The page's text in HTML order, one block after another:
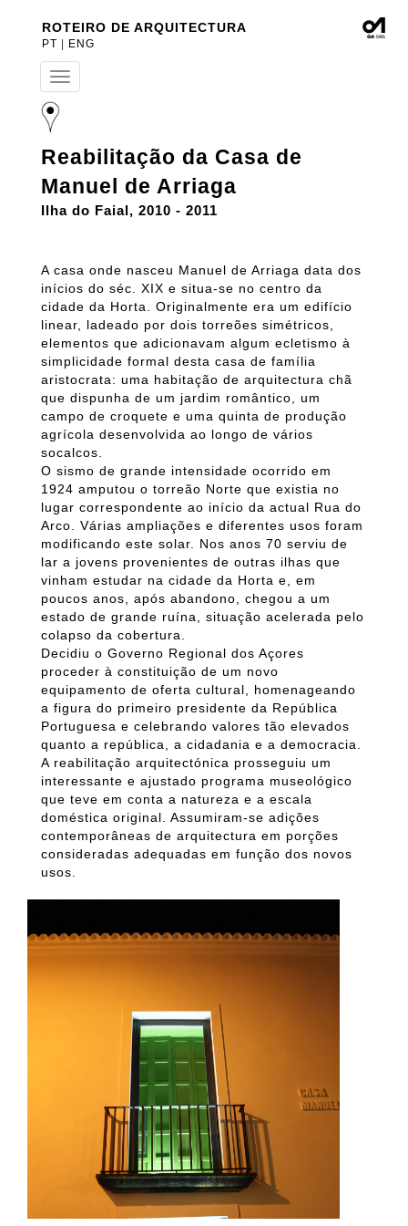
ROTEIRO DE ARQUITECTURA
PT ENG
T
o
g
e
a
v
t
i
o
n
Reabilitação da Casa de
Manuel de Arriaga
Ilha do Faial, 2010 - 2011
A casa onde nasceu Manuel de Arriaga data dos
inícios do séc. XIX e situa-se no centro da
cidade da Horta. Originalmente era um edifício
linear, ladeado por dois torreões simétricos,
elementos que adicionavam algum ecletismo à
simplicidade formal desta casa de família
aristocrata: uma habitação de arquitectura chã
que dispunha de um jardim romântico, um
campo de croquete e uma quinta de produção
agrícola desenvolvida ao longo de vários
socalcos.
O sismo de grande intensidade ocorrido em
1924 amputou o torreão Norte que existia no
lugar correspondente ao início da actual Rua do
Arco. Várias ampliações e diferentes usos foram
modificando este solar. Nos anos 70 serviu de
lar a jovens provenientes de outras ilhas que
vinham estudar na cidade da Horta e, em
poucos anos, após abandono, chegou a um
estado de grande ruína, situação acelerada pelo
colapso da cobertura.
Decidiu o Governo Regional dos Açores
proceder à constituição de um novo
equipamento de oferta cultural, homenageando
a figura do primeiro presidente da República
Portuguesa e celebrando valores tão elevados
quanto a república, a cidadania e a democracia.
A reabilitação arquitectónica prosseguiu um
interessante e ajustado programa museológico
que teve em conta a natureza e a escala
doméstica original. Assumiram-se adições
contemporâneas de arquitectura em porções
consideradas adequadas em função dos novos
usos.